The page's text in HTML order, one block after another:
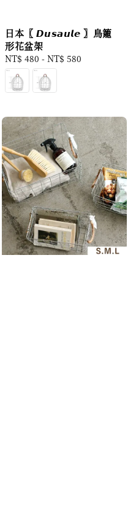
日本〖 𝘿𝙪𝙨𝙖𝙪𝙡𝙚 〗鳥籠
形花盆架
Regular
price
NT$ 480 - NT$ 580